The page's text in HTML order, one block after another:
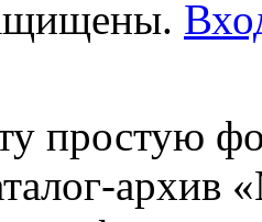
простую
архив